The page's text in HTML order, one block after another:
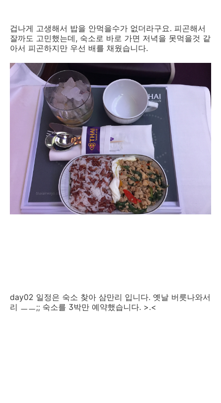
겁나게 고생해서 밥을 안먹을수가 없더라구요. 피곤해서
잘까도 고민했는데, 숙소로 바로 가면 저녁을 못먹을것 같
아서 피곤하지만 우선 배를 채웠습니다.
day02 일정은 숙소 찾아 삼만리 입니다. 옛날 버릇나와서
리 ㅡㅡ;; 숙소를 3박만 예약했습니다. >.<